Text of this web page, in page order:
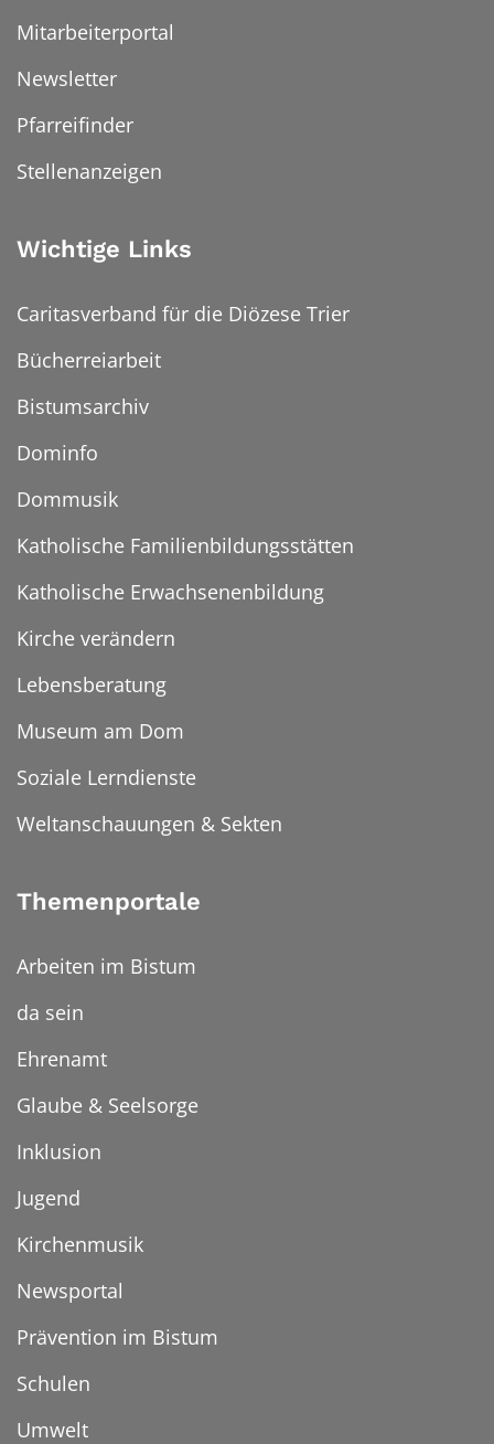
Mitarbeiterportal
Newsletter
Pfarreifinder
Stellenanzeigen
Wichtige Links
Caritasverband für die Diözese Trier
Bücherreiarbeit
Bistumsarchiv
Dominfo
Dommusik
Katholische Familienbildungsstätten
Katholische Erwachsenenbildung
Kirche verändern
Lebensberatung
Museum am Dom
Soziale Lerndienste
Weltanschauungen & Sekten
Themenportale
Arbeiten im Bistum
da sein
Ehrenamt
Glaube & Seelsorge
Inklusion
Jugend
Kirchenmusik
Newsportal
Prävention im Bistum
Schulen
Umwelt